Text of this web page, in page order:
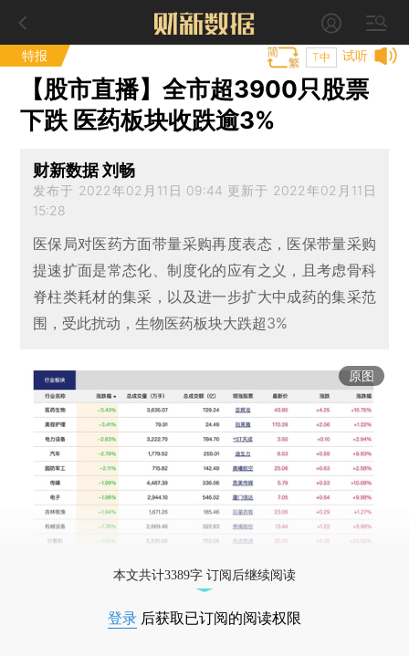
特报 试听
T中
【股市直播】全市超3900只股票
下跌 医药板块收跌逾3%
财新数据 刘畅
发布于 2022年02月11日 09:44 更新于 2022年02月11日
15:28
医保局对医药方面带量采购再度表态，医保带量采购
提速扩面是常态化、制度化的应有之义，且考虑骨科
脊柱类耗材的集采，以及进一步扩大中成药的集采范
围，受此扰动，生物医药板块大跌超3%
原图
本文共计3389字 订阅后继续阅读
登录 后获取已订阅的阅读权限